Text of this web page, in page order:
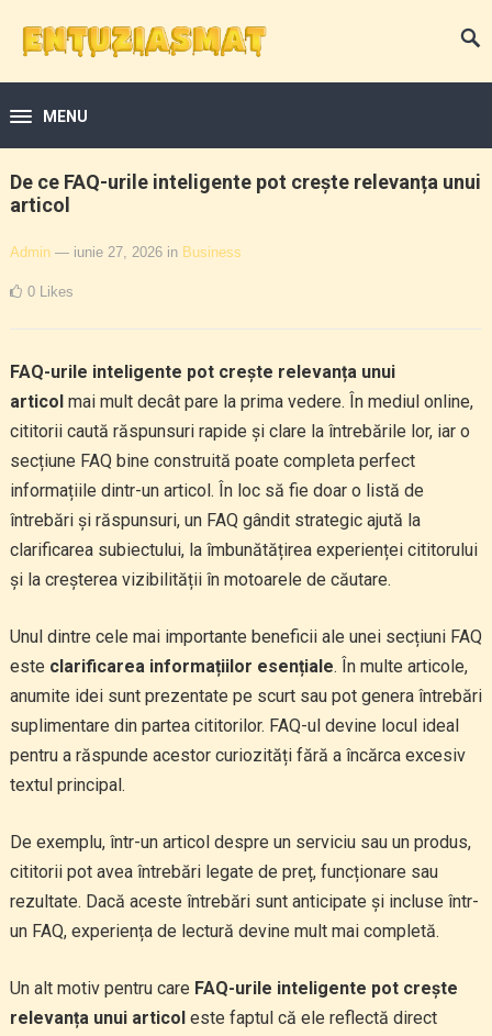
MENU
De ce FAQ-urile inteligente pot crește relevanța unui
articol
Admin — iunie 27, 2026 in Business
0 Likes
FAQ-urile inteligente pot crește relevanța unui
articolmai mult decât pare la prima vedere. În mediul online,
cititorii caută răspunsuri rapide și clare la întrebările lor, iar o
secțiune FAQ bine construită poate completa perfect
informațiile dintr-un articol. În loc să fie doar o listă de
întrebări și răspunsuri, un FAQ gândit strategic ajută la
clarificarea subiectului, la îmbunătățirea experienței cititorului
și la creșterea vizibilității în motoarele de căutare.
Unul dintre cele mai importante beneficii ale unei secțiuni FAQ
este clarificarea informațiilor esențiale. În multe articole,
anumite idei sunt prezentate pe scurt sau pot genera întrebări
suplimentare din partea cititorilor. FAQ-ul devine locul ideal
pentru a răspunde acestor curiozități fără a încărca excesiv
textul principal.
De exemplu, într-un articol despre un serviciu sau un produs,
cititorii pot avea întrebări legate de preț, funcționare sau
rezultate. Dacă aceste întrebări sunt anticipate și incluse într-
un FAQ, experiența de lectură devine mult mai completă.
Un alt motiv pentru care FAQ-urile inteligente pot crește
relevanța unui articoleste faptul că ele reflectă direct